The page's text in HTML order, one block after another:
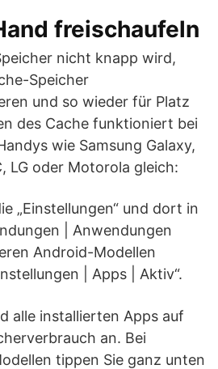
freischaufeln
nicht knapp wird,
Speicher
und so wieder für Platz
des Cache funktioniert bei
wie Samsung Galaxy,
LG oder Motorola gleich:
„Einstellungen“ und dort in
| Anwendungen
Android-Modellen
| Apps | Aktiv“.
alle installierten Apps auf
an. Bei
tippen Sie ganz unten